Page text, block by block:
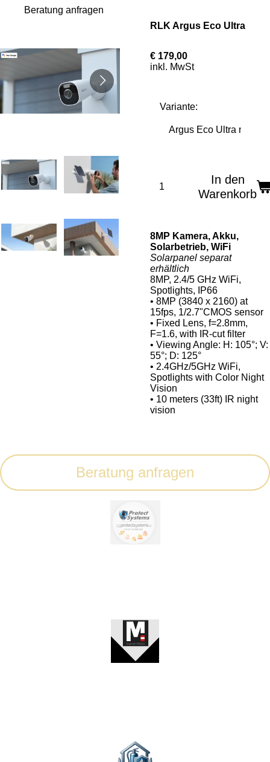
Beratung anfragen
RLK Argus Eco Ultra
€ 179,00
inkl. MwSt
Variante:
In den
Warenkorb
8MP Kamera, Akku,
Solarbetrieb, WiFi
Solarpanel separat
erhältlich
8MP, 2.4/5 GHz WiFi,
Spotlights, IP66
• 8MP (3840 x 2160) at
15fps, 1/2.7"CMOS sensor
• Fixed Lens, f=2.8mm,
F=1.6, with IR-cut filter
• Viewing Angle: H: 105°; V:
55°; D: 125°
• 2.4GHz/5GHz WiFi,
Spotlights with Color Night
Vision
• 10 meters (33ft) IR night
vision
Beratung anfragen